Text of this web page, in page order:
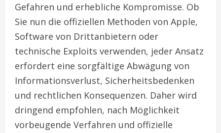
Gefahren und erhebliche Kompromisse. Ob
Sie nun die offiziellen Methoden von Apple,
Software von Drittanbietern oder
technische Exploits verwenden, jeder Ansatz
erfordert eine sorgfältige Abwägung von
Informationsverlust, Sicherheitsbedenken
und rechtlichen Konsequenzen. Daher wird
dringend empfohlen, nach Möglichkeit
vorbeugende Verfahren und offizielle